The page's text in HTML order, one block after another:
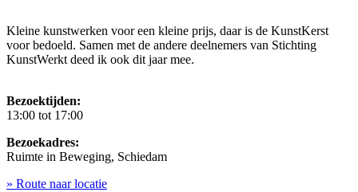
Kleine kunstwerken voor een kleine prijs, daar is de KunstKerst
voor bedoeld. Samen met de andere deelnemers van Stichting
KunstWerkt deed ik ook dit jaar mee.
Bezoektijden:
13:00 tot 17:00
Bezoekadres:
Ruimte in Beweging, Schiedam
» Route naar locatie